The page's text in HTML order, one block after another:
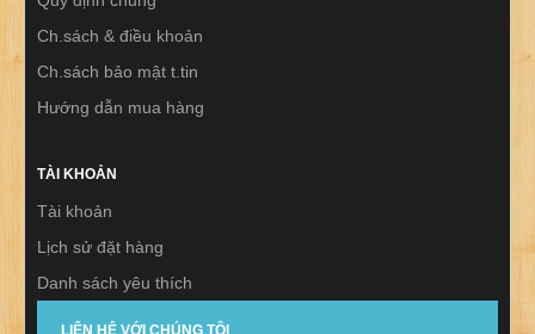
Ch.sách & điều khoản
Ch.sách bảo mật t.tin
Hướng dẫn mua hàng
TÀI KHOẢN
Tài khoản
Lịch sử đặt hàng
Danh sách yêu thích
Thư báo